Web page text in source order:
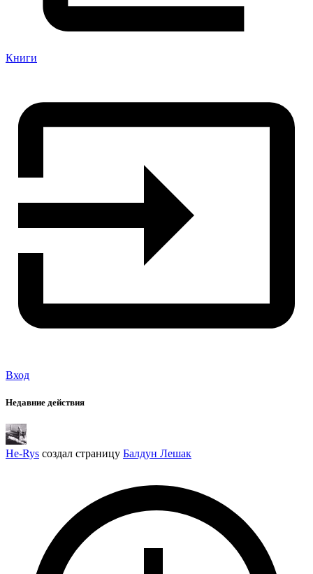
Книги
Вход
Недавние действия
He-Rys создал страницу Балдун Лешак